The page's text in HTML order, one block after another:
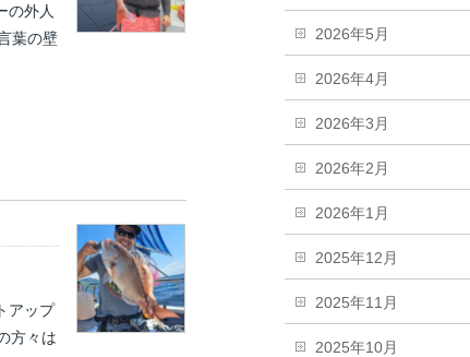
の外人
葉の壁
アップ
方々は
2026年5月
2026年4月
2026年3月
2026年2月
2026年1月
2025年12月
2025年11月
2025年10月